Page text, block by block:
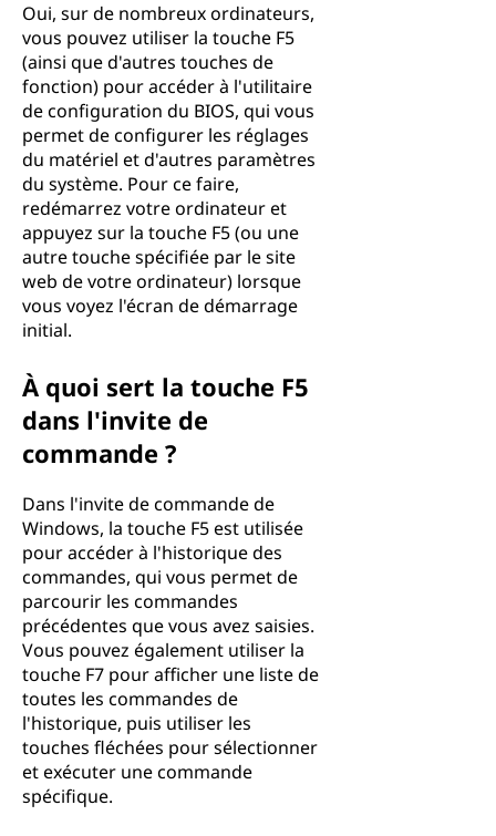
Oui, sur de nombreux ordinateurs,
vous pouvez utiliser la touche F5
(ainsi que d'autres touches de
fonction) pour accéder à l'utilitaire
de configuration du BIOS, qui vous
permet de configurer les réglages
du matériel et d'autres paramètres
du système. Pour ce faire,
redémarrez votre ordinateur et
appuyez sur la touche F5 (ou une
autre touche spécifiée par le site
web de votre ordinateur) lorsque
vous voyez l'écran de démarrage
initial.
À quoi sert la touche F5
dans l'invite de
commande ?
Dans l'invite de commande de
Windows, la touche F5 est utilisée
pour accéder à l'historique des
commandes, qui vous permet de
parcourir les commandes
précédentes que vous avez saisies.
Vous pouvez également utiliser la
touche F7 pour afficher une liste de
toutes les commandes de
l'historique, puis utiliser les
touches fléchées pour sélectionner
et exécuter une commande
spécifique.